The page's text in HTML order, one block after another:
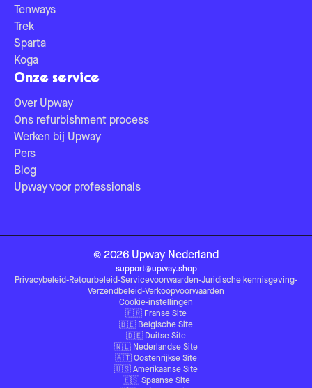
Tenways
Trek
Sparta
Koga
Onze service
Over Upway
Ons refurbishment process
Werken bij Upway
Pers
Blog
Upway voor professionals
© 2026 Upway Nederland
support@upway.shop
Privacybeleid-Retourbeleid-Servicevoorwaarden-Juridische kennisgeving-
Verzendbeleid-Verkoopvoorwaarden
Cookie-instellingen
🇫🇷 Franse Site
🇧🇪 Belgische Site
🇩🇪 Duitse Site
🇳🇱 Nederlandse Site
🇦🇹 Oostenrijkse Site
🇺🇸 Amerikaanse Site
🇪🇸 Spaanse Site